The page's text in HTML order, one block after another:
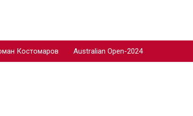
Костомаров Australian Open-2024